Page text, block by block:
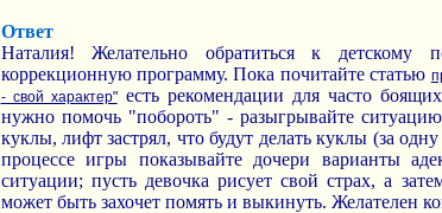
Ответ
Наталия! Желательно обратиться к детскому
коррекционную программу. Пока почитайте статью
- свой характер"есть рекомендации для часто
нужно помочь "побороть" - разыгрывайте
куклы, лифт застрял, что будут делать куклы (за
процессе игры показывайте дочери варианты
ситуации; пусть девочка рисует свой страх, а
может быть захочет помять и выкинуть. Желателен